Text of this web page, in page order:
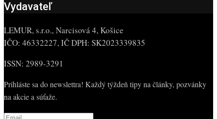
Vydavateľ
LEMUR, s.r.o., Narcisová 4, Košice
IČO: 46332227, IČ DPH: SK2023339835
ISSN: 2989-3291
Prihláste sa do newslettra! Každý týždeň tipy na články, pozvánky
na akcie a súťaže.